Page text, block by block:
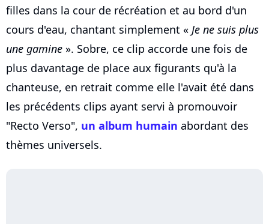
filles dans la cour de récréation et au bord d'un
cours d'eau, chantant simplement « Je ne suis plus
une gamine ». Sobre, ce clip accorde une fois de
plus davantage de place aux figurants qu'à la
chanteuse, en retrait comme elle l'avait été dans
les précédents clips ayant servi à promouvoir
"Recto Verso", un album humain abordant des
thèmes universels.